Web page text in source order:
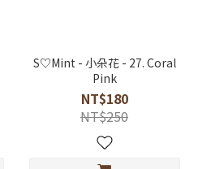
S♡Mint - 小朵花 - 27. Coral
Pink
NT$180
NT$250